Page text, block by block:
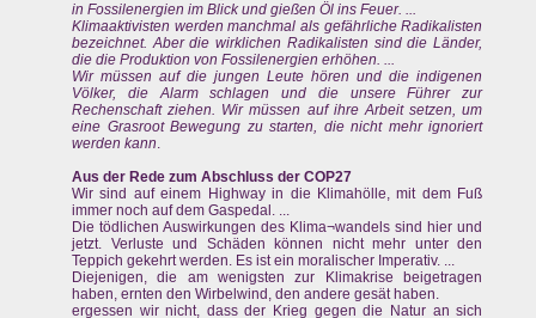
in Fossilenergien im Blick und gießen Öl ins Feuer. ...
Klimaaktivisten werden manchmal als gefährliche Radikalisten
bezeichnet. Aber die wirklichen Radikalisten sind die Länder,
die die Produktion von Fossilenergien erhöhen. ...
Wir müssen auf die jungen Leute hören und die indigenen
Völker, die Alarm schlagen und die unsere Führer zur
Rechenschaft ziehen. Wir müssen auf ihre Arbeit setzen, um
eine Grasroot Bewegung zu starten, die nicht mehr ignoriert
werden kann.
Aus der Rede zum Abschluss der COP27
Wir sind auf einem Highway in die Klimahölle, mit dem Fuß
immer noch auf dem Gaspedal. ...
Die tödlichen Auswirkungen des Klima¬wandels sind hier und
jetzt. Verluste und Schäden können nicht mehr unter den
Teppich gekehrt werden. Es ist ein moralischer Imperativ. ...
Diejenigen, die am wenigsten zur Klimakrise beigetragen
haben, ernten den Wirbelwind, den andere gesät haben.
ergessen wir nicht, dass der Krieg gegen die Natur an sich